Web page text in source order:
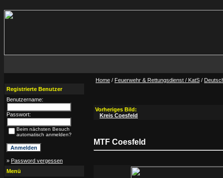
Registrierte Benutzer
Benutzername:
Passwort:
Beim nächsten Besuch
automatisch anmelden?
» Password vergessen
Menü
Home / Feuerwehr & Rettungsdienst / KatS /
Vorheriges Bild:
Kreis Coesfeld
MTF Coesfeld